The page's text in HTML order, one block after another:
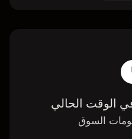
الوقت الحالي
السوق